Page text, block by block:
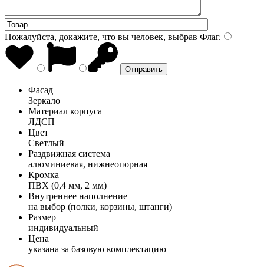
Пожалуйста, докажите, что вы человек, выбрав Флаг.
Фасад
Зеркало
Материал корпуса
ЛДСП
Цвет
Светлый
Раздвижная система
алюминиевая, нижнеопорная
Кромка
ПВХ (0,4 мм, 2 мм)
Внутреннее наполнение
на выбор (полки, корзины, штанги)
Размер
индивидуальный
Цена
указана за базовую комплектацию